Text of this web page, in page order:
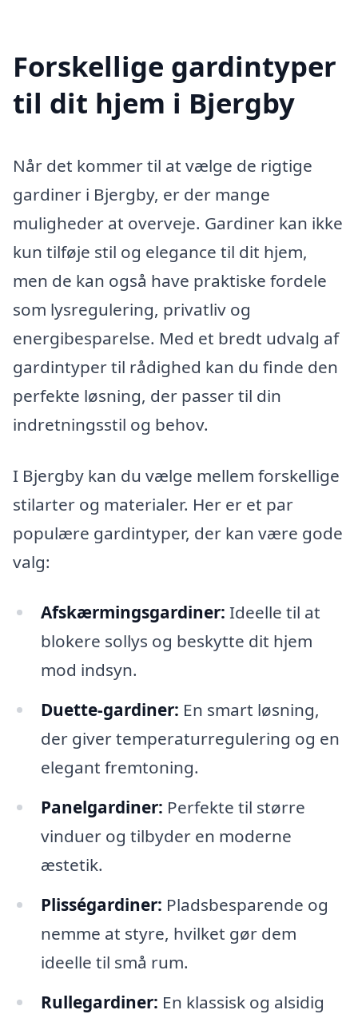
Forskellige gardintyper
til dit hjem i Bjergby
Når det kommer til at vælge de rigtige
gardiner i Bjergby, er der mange
muligheder at overveje. Gardiner kan ikke
kun tilføje stil og elegance til dit hjem,
men de kan også have praktiske fordele
som lysregulering, privatliv og
energibesparelse. Med et bredt udvalg af
gardintyper til rådighed kan du finde den
perfekte løsning, der passer til din
indretningsstil og behov.
I Bjergby kan du vælge mellem forskellige
stilarter og materialer. Her er et par
populære gardintyper, der kan være gode
valg:
Afskærmingsgardiner: Ideelle til at
blokere sollys og beskytte dit hjem
mod indsyn.
Duette-gardiner: En smart løsning,
der giver temperaturregulering og en
elegant fremtoning.
Panelgardiner: Perfekte til større
vinduer og tilbyder en moderne
æstetik.
Plisségardiner: Pladsbesparende og
nemme at styre, hvilket gør dem
ideelle til små rum.
Rullegardiner: En klassisk og alsidig